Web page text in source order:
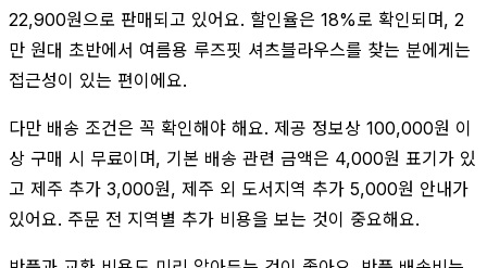
22,900원으로 판매되고 있어요. 할인율은 18%로 확인되며, 2
만 원대 초반에서 여름용 루즈핏 셔츠블라우스를 찾는 분에게는
접근성이 있는 편이에요.
다만 배송 조건은 꼭 확인해야 해요. 제공 정보상 100,000원 이
상 구매 시 무료이며, 기본 배송 관련 금액은 4,000원 표기가 있
고 제주 추가 3,000원, 제주 외 도서지역 추가 5,000원 안내가
있어요. 주문 전 지역별 추가 비용을 보는 것이 중요해요.